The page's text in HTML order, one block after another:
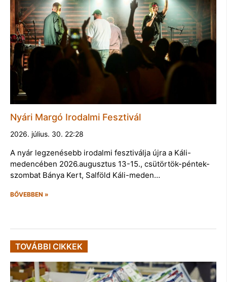
Nyári Margó Irodalmi Fesztivál
2026. július. 30. 22:28
A nyár legzenésebb irodalmi fesztiválja újra a Káli-
medencében 2026.augusztus 13-15., csütörtök-péntek-
szombat Bánya Kert, Salföld Káli-meden…
BŐVEBBEN »
TOVÁBBI CIKKEK